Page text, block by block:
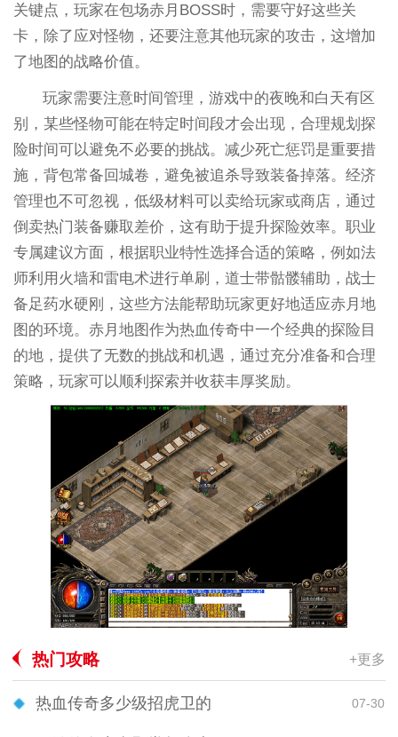
关键点，玩家在包场赤月BOSS时，需要守好这些关
卡，除了应对怪物，还要注意其他玩家的攻击，这增加
了地图的战略价值。
玩家需要注意时间管理，游戏中的夜晚和白天有区
别，某些怪物可能在特定时间段才会出现，合理规划探
险时间可以避免不必要的挑战。减少死亡惩罚是重要措
施，背包常备回城卷，避免被追杀导致装备掉落。经济
管理也不可忽视，低级材料可以卖给玩家或商店，通过
倒卖热门装备赚取差价，这有助于提升探险效率。职业
专属建议方面，根据职业特性选择合适的策略，例如法
师利用火墙和雷电术进行单刷，道士带骷髅辅助，战士
备足药水硬刚，这些方法能帮助玩家更好地适应赤月地
图的环境。赤月地图作为热血传奇中一个经典的探险目
的地，提供了无数的挑战和机遇，通过充分准备和合理
策略，玩家可以顺利探索并收获丰厚奖励。
热门攻略 +更多
热血传奇多少级招虎卫的 07-30